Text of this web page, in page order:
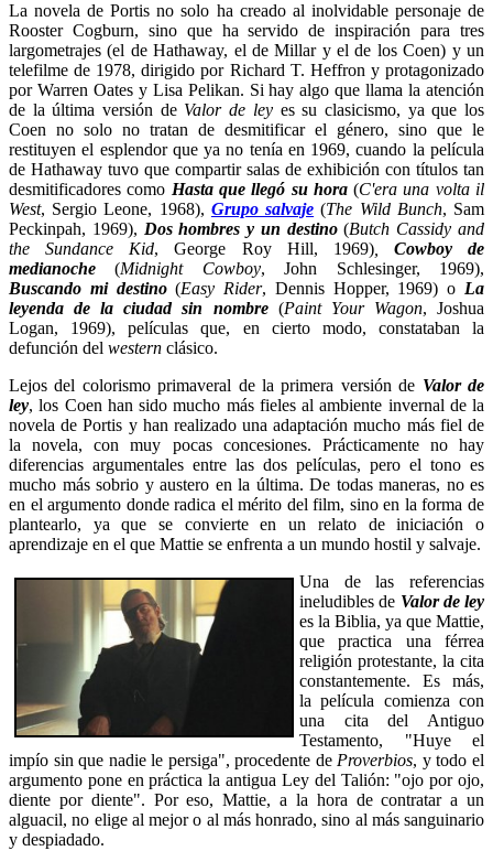
La novela de Portis no solo ha creado al inolvidable personaje de
Rooster Cogburn, sino que ha servido de inspiración para tres
largometrajes (el de Hathaway, el de Millar y el de los Coen) y un
telefilme de 1978, dirigido por Richard T. Heffron y protagonizado
por Warren Oates y Lisa Pelikan. Si hay algo que llama la atención
de la última versión de Valor de ley es su clasicismo, ya que los
Coen no solo no tratan de desmitificar el género, sino que le
restituyen el esplendor que ya no tenía en 1969, cuando la película
de Hathaway tuvo que compartir salas de exhibición con títulos tan
desmitificadores como Hasta que llegó su hora (C'era una volta il
West, Sergio Leone, 1968), Grupo salvaje (The Wild Bunch, Sam
Peckinpah, 1969), Dos hombres y un destino (Butch Cassidy and
the Sundance Kid, George Roy Hill, 1969), Cowboy de
medianoche (Midnight Cowboy, John Schlesinger, 1969),
Buscando mi destino (Easy Rider, Dennis Hopper, 1969) oLa
leyenda de la ciudad sin nombre (Paint Your Wagon, Joshua
Logan, 1969), películas que, en cierto modo, constataban la
defunción del western clásico.
Lejos del colorismo primaveral de la primera versión de Valor de
ley, los Coen han sido mucho más fieles al ambiente invernal de la
novela de Portis y han realizado una adaptación mucho más fiel de
la novela, con muy pocas concesiones. Prácticamente no hay
diferencias argumentales entre las dos películas, pero el tono es
mucho más sobrio y austero en la última. De todas maneras, no es
en el argumento donde radica el mérito del film, sino en la forma de
plantearlo, ya que se convierte en un relato de iniciación o
aprendizaje en el que Mattie se enfrenta a un mundo hostil y salvaje.
Una de las referencias
ineludibles de Valor de ley
es la Biblia, ya que Mattie,
que practica una férrea
religión protestante, la cita
constantemente. Es más,
la película comienza con
una cita del Antiguo
Testamento, "Huye el
impío sin que nadie le persiga", procedente deProverbios, y todo el
argumento pone en práctica la antigua Ley del Talión: "ojo por ojo,
diente por diente". Por eso, Mattie, a la hora de contratar a un
alguacil, no elige al mejor o al más honrado, sino al más sanguinario
y despiadado.